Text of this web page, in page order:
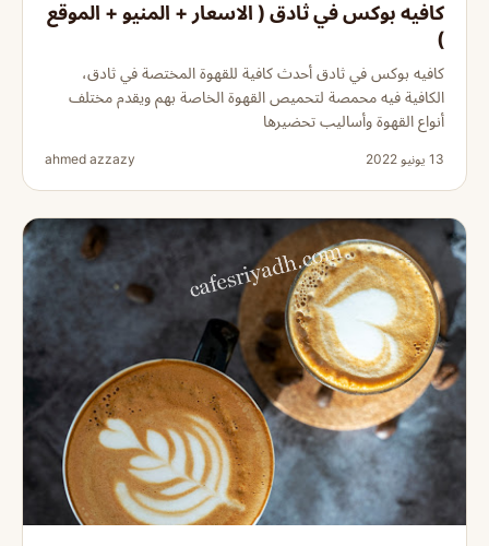
كافيه بوكس في ثادق ( الاسعار + المنيو + الموقع
)
كافيه بوكس في ثادق أحدث كافية للقهوة المختصة في ثادق،
الكافية فيه محمصة لتحميص القهوة الخاصة بهم ويقدم مختلف
أنواع القهوة وأساليب تحضيرها
13 يونيو 2022 ahmed azzazy